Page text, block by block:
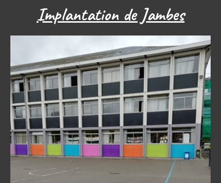
Implantation de Jambes